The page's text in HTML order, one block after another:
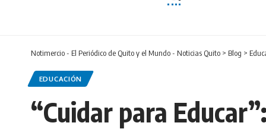
Notimercio - El Periódico de Quito y el Mundo - Noticias Quito > Blog >
EDUCACIÓN
“Cuidar para